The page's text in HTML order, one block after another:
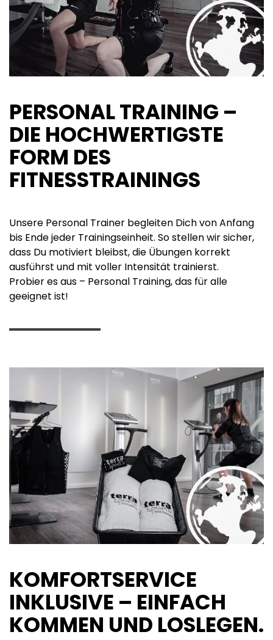
PERSONAL TRAINING –
DIE HOCHWERTIGSTE
FORM DES
FITNESSTRAININGS
Unsere Personal Trainer begleiten Dich von Anfang
bis Ende jeder Trainingseinheit. So stellen wir sicher,
dass Du motiviert bleibst, die Übungen korrekt
ausführst und mit voller Intensität trainierst.
Probier es aus – Personal Training, das für alle
geeignet ist!
KOMFORTSERVICE
INKLUSIVE – EINFACH
KOMMEN UND LOSLEGEN.